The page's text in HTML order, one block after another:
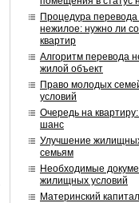
Процедура
нежилое: нужно ли
квартир
Алгоритм перевода
жилой объект
Право молодых
условий
Очередь на
шанс
Улучшение
семьям
Необходимые
жилищных условий
Материнский